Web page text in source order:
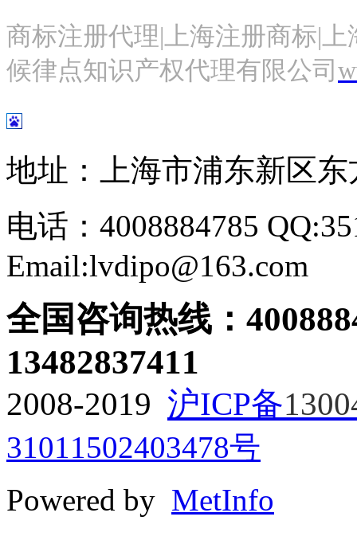
商标注册代理|上海注册商标|
候律点知识产权代理有限公司
地址：上海市浦东新区东
电话：4008884785
Email:lvdipo@163.com
全国咨询热线：
13482837411
2008-2019 沪ICP备
31011502403478号
Powered by MetInfo